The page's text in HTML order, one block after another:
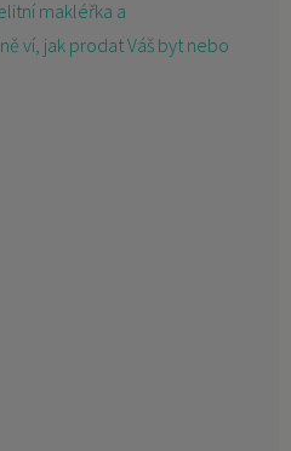
makléřka a
ví, jak prodat Váš byt nebo